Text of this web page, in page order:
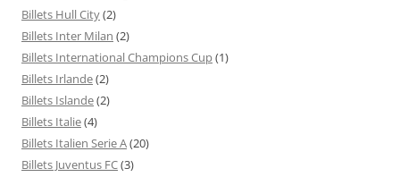
Billets Hull City(2)
Billets Inter Milan (2)
Billets International Champions Cup(1)
Billets Irlande(2)
Billets Islande(2)
Billets Italie(4)
Billets Italien Serie A(20)
Billets Juventus FC(3)